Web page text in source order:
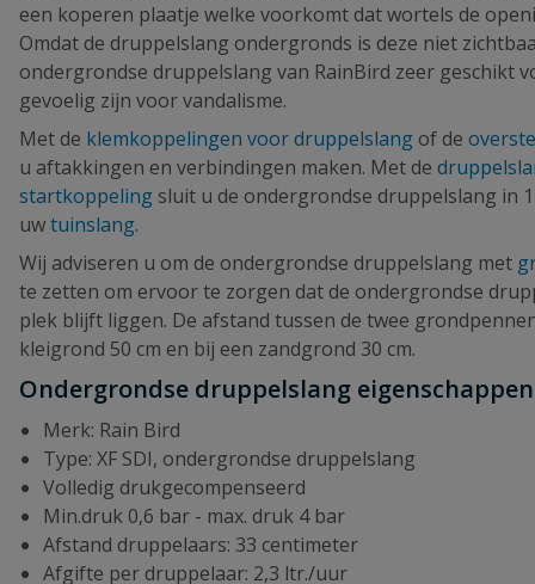
een koperen plaatje welke voorkomt dat wortels de
Omdat de druppelslang ondergronds is deze niet
ondergrondse druppelslang van RainBird zeer geschikt
gevoelig zijn voor vandalisme.
Met de klemkoppelingen voor druppelslang of de
u aftakkingen en verbindingen maken. Met de
startkoppeling sluit u de ondergrondse druppelslang in
uwtuinslang.
Wij adviseren u om de ondergrondse druppelslang met
te zetten om ervoor te zorgen dat de ondergrondse
plek blijft liggen. De afstand tussen de twee
kleigrond 50 cm en bij een zandgrond 30 cm.
Ondergrondse druppelslang eigenschappen
Merk: Rain Bird
Type: XF SDI, ondergrondse druppelslang
Volledig drukgecompenseerd
Min.druk 0,6 bar - max. druk 4 bar
Afstand druppelaars: 33 centimeter
Afgifte per druppelaar: 2,3 ltr./uur